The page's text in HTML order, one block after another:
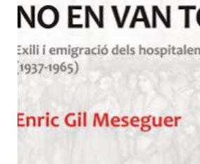
No en van tornar:
emigració dels
Amèrica, 1937-1965